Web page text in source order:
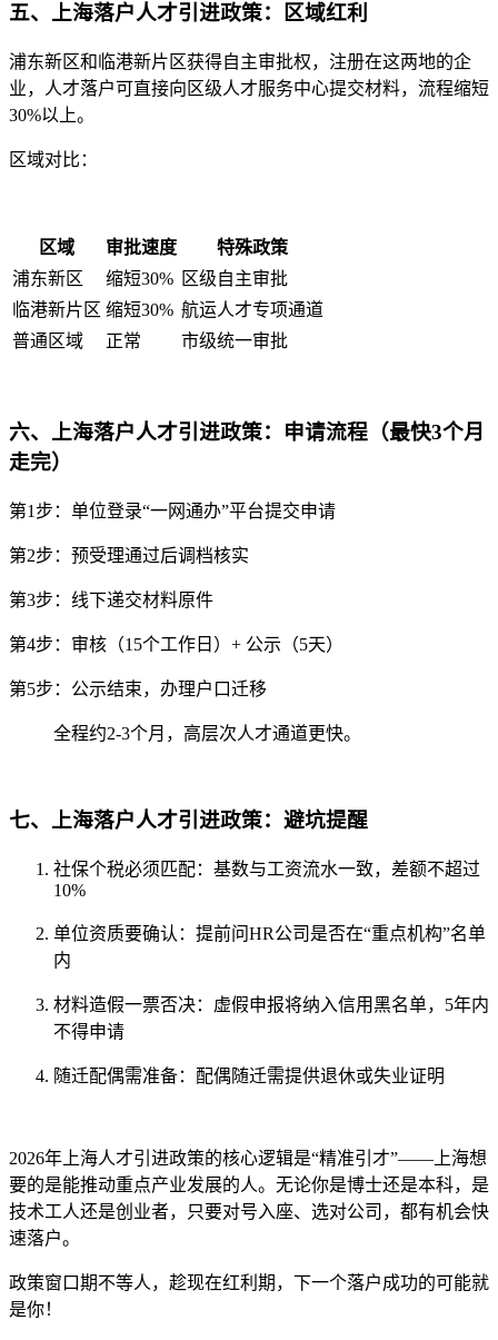
五、上海落户人才引进政策：区域红利
浦东新区和临港新片区获得自主审批权，注册在这两地的企
业，人才落户可直接向区级人才服务中心提交材料，流程缩短
30%以上。
区域对比：
区域 审批速度
特殊政策
浦东新区
缩短30% 区级自主审批
临港新片区 缩短30% 航运人才专项通道
普通区域
正常 市级统一审批
六、上海落户人才引进政策：申请流程（最快3个月
走完）
第1步：单位登录“一网通办”平台提交申请
第2步：预受理通过后调档核实
第3步：线下递交材料原件
第4步：审核（15个工作日）+ 公示（5天）
第5步：公示结束，办理户口迁移
全程约2-3个月，高层次人才通道更快。
七、上海落户人才引进政策：避坑提醒
社保个税必须匹配：基数与工资流水一致，差额不超过
10%
单位资质要确认：提前问HR公司是否在“重点机构”名单
内
材料造假一票否决：虚假申报将纳入信用黑名单，5年内
不得申请
随迁配偶需准备：配偶随迁需提供退休或失业证明
2026年上海人才引进政策的核心逻辑是“精准引才”——上海想
要的是能推动重点产业发展的人。无论你是博士还是本科，是
技术工人还是创业者，只要对号入座、选对公司，都有机会快
速落户。
政策窗口期不等人，趁现在红利期，下一个落户成功的可能就
是你！